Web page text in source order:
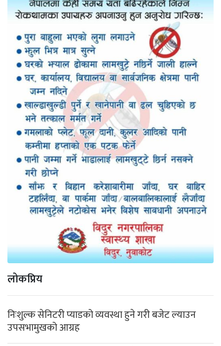
लोकप्रिय
निःशुल्क सेनिटरी प्याडको व्यवस्था हुने गरी बजेट ल्याउन
उपसभामुखको आग्रह